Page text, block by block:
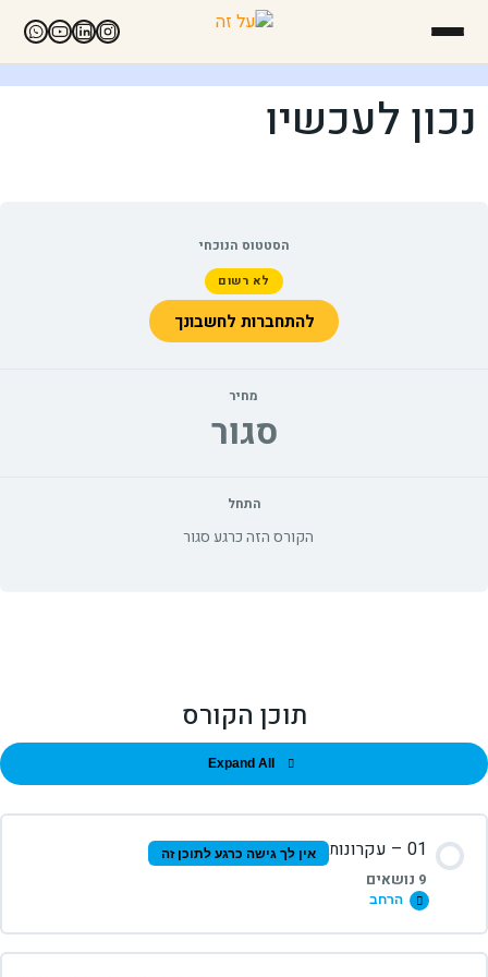
נכון לעכשיו
הסטטוס הנוכחי
לא רשום
להתחברות לחשבונך
מחיר
סגור
התחל
הקורס הזה כרגע סגור
תוכן הקורס
Expand All
01 – עקרונות
9 נושאים
אין לך גישה כרגע לתוכן זה
הרחב